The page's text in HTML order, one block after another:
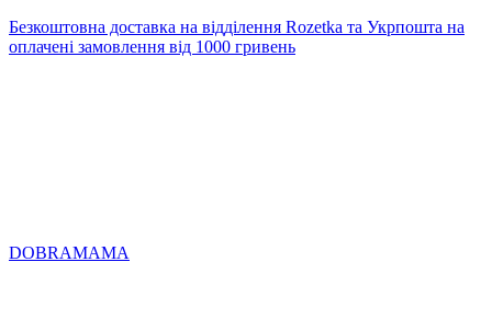
Безкоштовна доставка на відділення Rozetka та Укрпошта на
оплачені замовлення від 1000 гривень
DOBRAMAMA